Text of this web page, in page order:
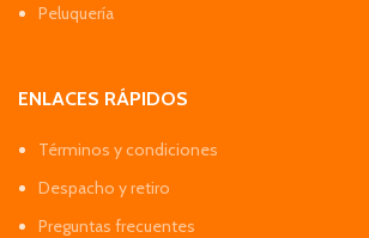
Peluquería
ENLACES RÁPIDOS
Términos y condiciones
Despacho y retiro
Preguntas frecuentes